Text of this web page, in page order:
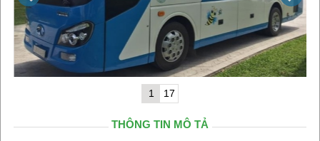
1 17
THÔNG TIN MÔ TẢ